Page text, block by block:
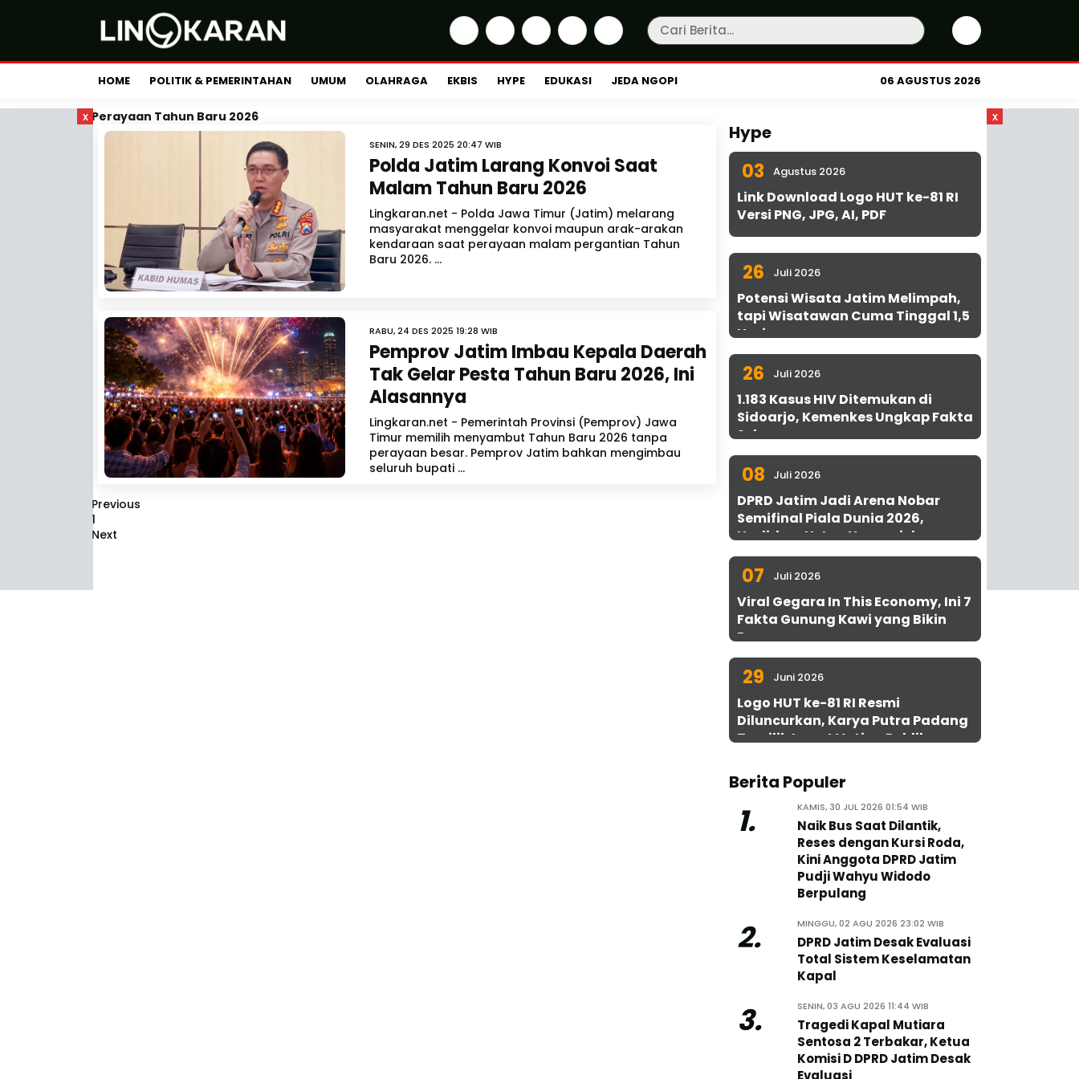
HOME POLITIK & PEMERINTAHAN UMUM OLAHRAGA EKBIS HYPE EDUKASI JEDA NGOPI 06 AGUSTUS 2026
x x
Perayaan Tahun Baru 2026
SENIN, 29 DES 2025 20:47 WIB
Polda Jatim Larang Konvoi Saat
Malam Tahun Baru 2026
Lingkaran.net - Polda Jawa Timur (Jatim) melarang
masyarakat menggelar konvoi maupun arak-arakan
kendaraan saat perayaan malam pergantian Tahun
Baru 2026. ...
RABU, 24 DES 2025 19:28 WIB
Pemprov Jatim Imbau Kepala Daerah
Tak Gelar Pesta Tahun Baru 2026, Ini
Alasannya
Lingkaran.net - Pemerintah Provinsi (Pemprov) Jawa
Timur memilih menyambut Tahun Baru 2026 tanpa
perayaan besar. Pemprov Jatim bahkan mengimbau
seluruh bupati ...
Previous
1
Next
Hype
03 Agustus 2026
Link Download Logo HUT ke-81 RI
Versi PNG, JPG, AI, PDF
26 Juli 2026
Potensi Wisata Jatim Melimpah,
tapi Wisatawan Cuma Tinggal 1,5
Hari
26 Juli 2026
1.183 Kasus HIV Ditemukan di
Sidoarjo, Kemenkes Ungkap Fakta
Sebenarnya
08 Juli 2026
DPRD Jatim Jadi Arena Nobar
Semifinal Piala Dunia 2026,
Hadirkan Uston Nawawi dan
UMKM Gratis untuk 1.000 Warga
07 Juli 2026
Viral Gegara In This Economy, Ini 7
Fakta Gunung Kawi yang Bikin
Penasaran
29 Juni 2026
Logo HUT ke-81 RI Resmi
Diluncurkan, Karya Putra Padang
Terpilih Lewat Voting Publik
Berita Populer
1. KAMIS, 30 JUL 2026 01:54 WIB
Naik Bus Saat Dilantik,
Reses dengan Kursi Roda,
Kini Anggota DPRD Jatim
Pudji Wahyu Widodo
Berpulang
2. MINGGU, 02 AGU 2026 23:02 WIB
DPRD Jatim Desak Evaluasi
Total Sistem Keselamatan
Kapal
3. SENIN, 03 AGU 2026 11:44 WIB
Tragedi Kapal Mutiara
Sentosa 2 Terbakar, Ketua
Komisi D DPRD Jatim Desak
Evaluasi